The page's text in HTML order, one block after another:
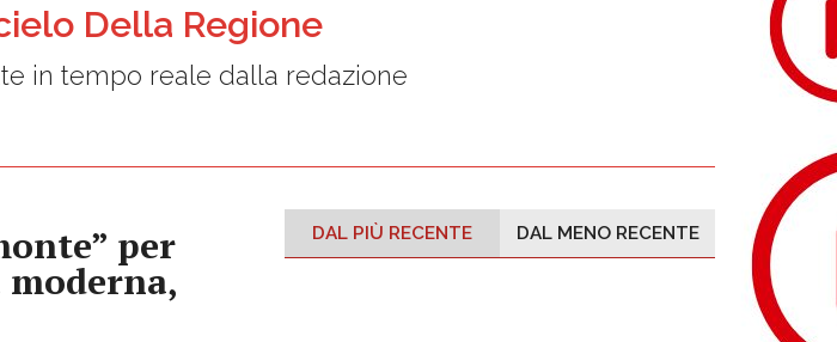
Della Regione
in tempo reale dalla redazione
per DAL PIÙ RECENTE DAL MENO RECENTE